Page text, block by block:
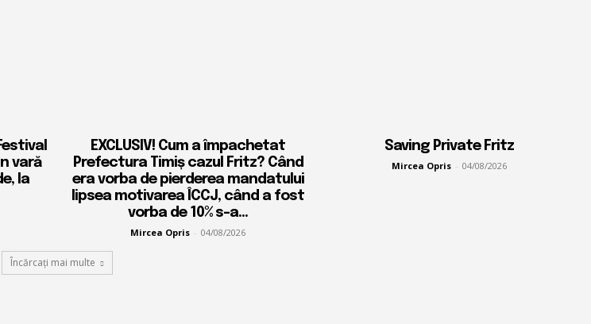
vară
la
EXCLUSIV! Cum a împachetat
Prefectura Timiș cazul Fritz? Când
era vorba de pierderea mandatului
lipsea motivarea ÎCCJ, când a fost
vorba de 10% s-a...
Mircea Opris - 04/08/2026
Saving Private Fritz
Mircea Opris - 04/08/2026
Încărcați mai multe